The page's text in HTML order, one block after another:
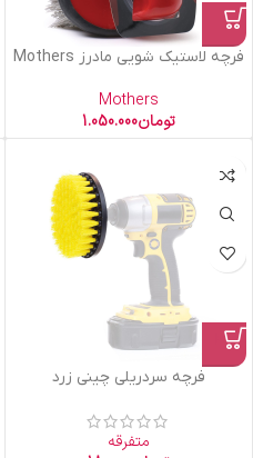
فرچه لاستیک شویی مادرز Mothers
Mothers
تومان1.050.000
فرچه سردریلی چینی زرد
متفرقه